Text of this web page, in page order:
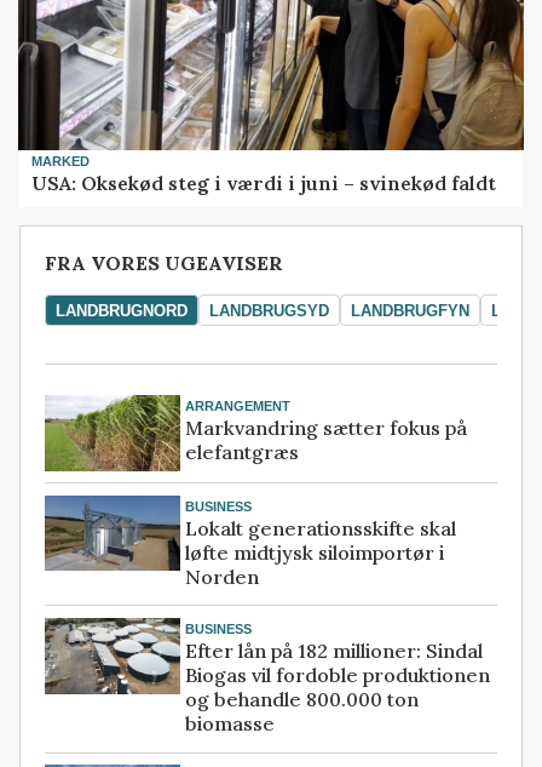
MARKED
USA: Oksekød steg i værdi i juni – svinekød faldt
FRA VORES UGEAVISER
LANDBRUGNORD LANDBRUGSYD LANDBRUGFYN
ARRANGEMENT
Markvandring sætter fokus på
elefantgræs
BUSINESS
Lokalt generationsskifte skal
løfte midtjysk siloimportør i
Norden
BUSINESS
Efter lån på 182 millioner: Sindal
Biogas vil fordoble produktionen
og behandle 800.000 ton
biomasse